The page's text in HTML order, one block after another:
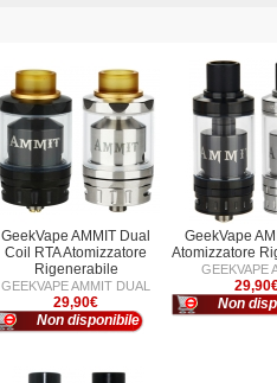
GeekVape AMMIT Dual
Coil RTA Atomizzatore
Rigenerabile
GEEKVAPE AMMIT DUAL
29,90€
Non disponibile
GeekVape
Atomizzatore
GEEKVAPE
Non